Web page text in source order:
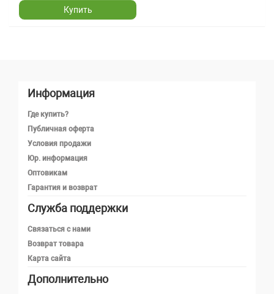
Купить
Информация
Где купить?
Публичная оферта
Условия продажи
Юр. информация
Оптовикам
Гарантия и возврат
Служба поддержки
Связаться с нами
Возврат товара
Карта сайта
Дополнительно